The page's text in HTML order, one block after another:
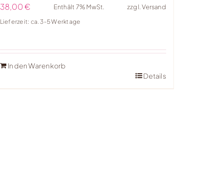
38,00€ Enthält 7% MwSt. zzgl.Versand
Lieferzeit: ca. 3-5 Werktage
In den Warenkorb
Details